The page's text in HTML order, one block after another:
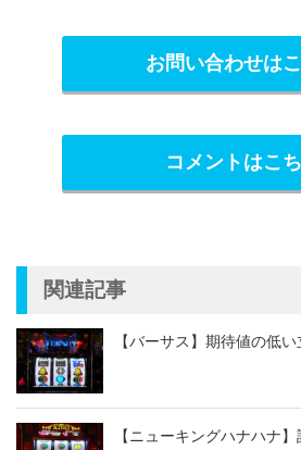
お問い合わせは
コメントはこ
関連記事
【バーサス】期待値の低
【ニューキングハナハナ